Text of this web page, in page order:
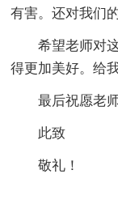
有害。还对我们
希望老师对
得更加美好。给
最后祝愿老
此致
敬礼！